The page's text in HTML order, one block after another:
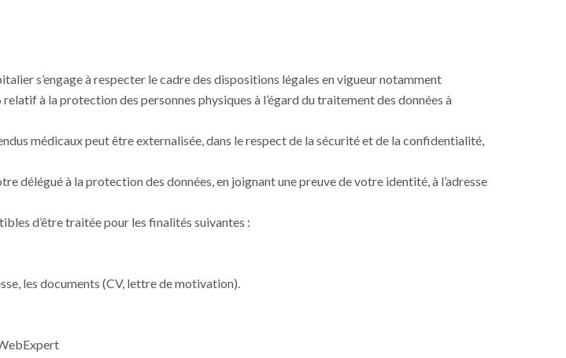
s’engage à respecter le cadre des dispositions légales en vigueur notamment
à la protection des personnes physiques à l’égard du traitement des données à
médicaux peut être externalisée, dans le respect de la sécurité et de la confidentialité,
délégué à la protection des données, en joignant une preuve de votre identité, à l’adresse
d’être traitée pour les finalités suivantes :
les documents (CV, lettre de motivation).